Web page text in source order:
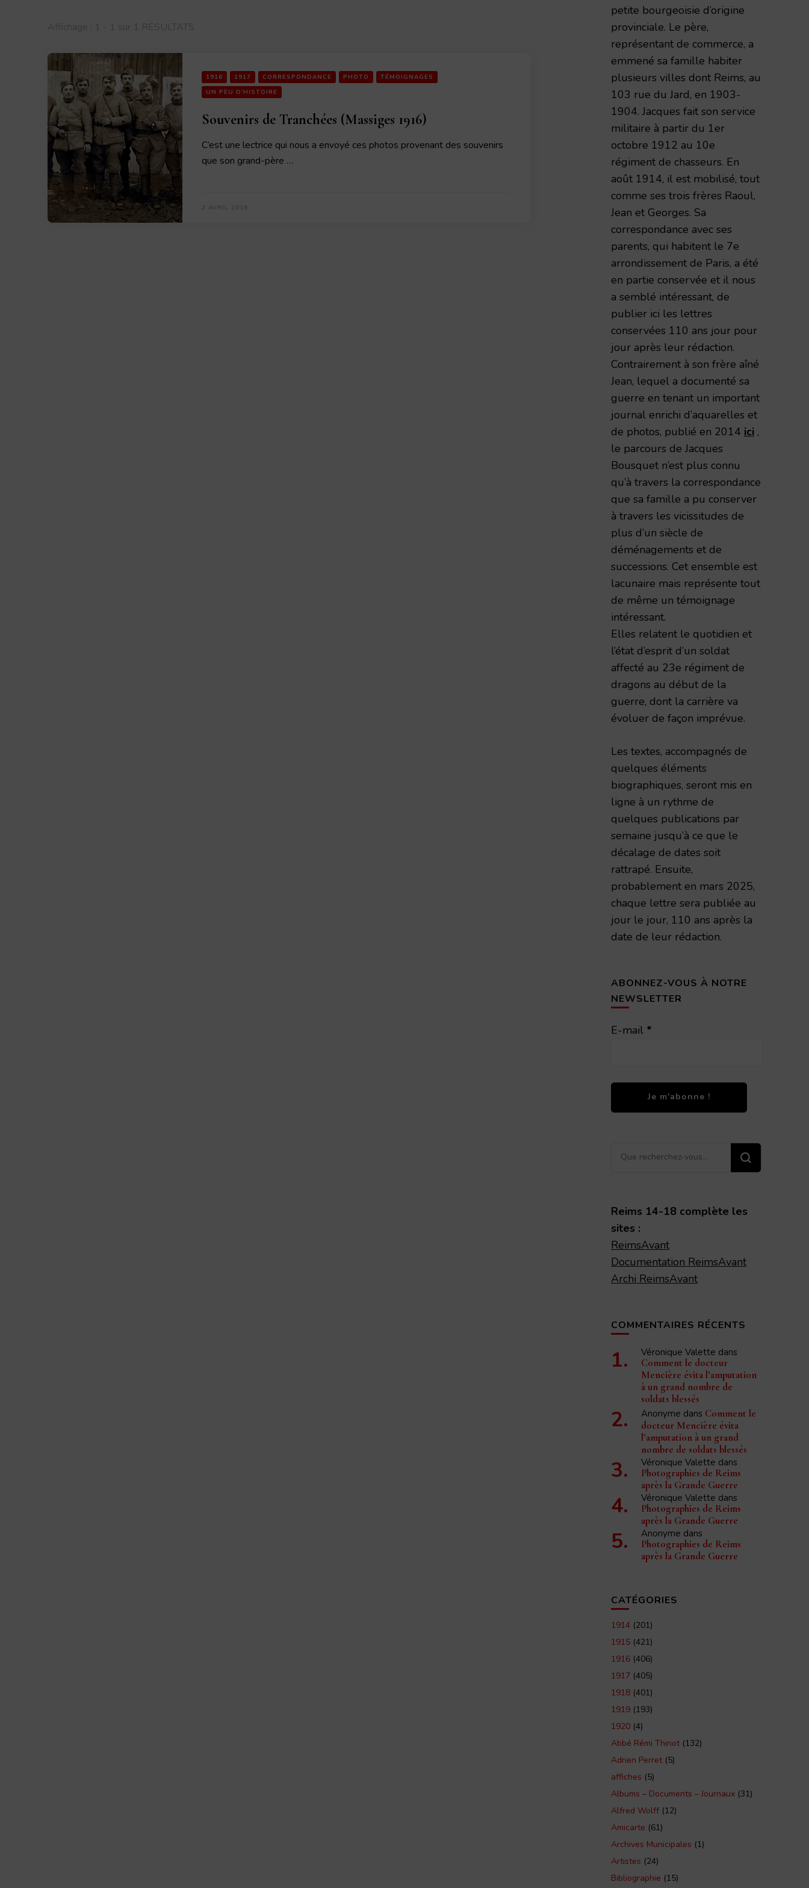
1916 1917 CORRESPONDANCE PHOTO
TÉMOIGNAGES
UN PEU D'HISTOIRE
Souvenirs de Tranchées (Massiges 1916)
C’est une lectrice qui nous a envoyé ces photos provenant des souvenirs
que son grand-père …
petite bourgeoisie d’origine
provinciale. Le père,
représentant de commerce, a
emmené sa famille habiter
plusieurs villes dont Reims, au
103 rue du Jard, en 1903-
1904. Jacques fait son service
militaire à partir du 1er
octobre 1912 au 10e
régiment de chasseurs. En
août 1914, il est mobilisé, tout
comme ses trois frères Raoul,
Jean et Georges. Sa
correspondance avec ses
parents, qui habitent le 7e
arrondissement de Paris, a été
en partie conservée et il nous
a semblé intéressant, de
publier ici les lettres
conservées 110 ans jour pour
jour après leur rédaction.
Contrairement à son frère aîné
Jean, lequel a documenté sa
guerre en tenant un important
journal enrichi d’aquarelles et
de photos, publié en 2014 ici ,
le parcours de Jacques
Bousquet n’est plus connu
qu’à travers la correspondance
que sa famille a pu conserver
à travers les vicissitudes de
plus d’un siècle de
déménagements et de
successions. Cet ensemble est
lacunaire mais représente tout
de même un témoignage
intéressant.
Elles relatent le quotidien et
l’état d’esprit d’un soldat
affecté au 23e régiment de
dragons au début de la
guerre, dont la carrière va
évoluer de façon imprévue.
Les textes, accompagnés de
quelques éléments
biographiques, seront mis en
ligne à un rythme de
quelques publications par
semaine jusqu’à ce que le
décalage de dates soit
rattrapé. Ensuite,
probablement en mars 2025,
chaque lettre sera publiée au
jour le jour, 110 ans après la
date de leur rédaction.
ABONNEZ-VOUS À NOTRE
NEWSLETTER
E-mail *
Vous
Reims 14-18 complète les
sites :
ReimsAvant
Documentation ReimsAvant
Archi ReimsAvant
COMMENTAIRES RÉCENTS
Véronique Valette dans
Comment le docteur
Mencière évita l’amputation
à un grand nombre de
soldats blessés
Anonyme dans Comment le
docteur Mencière évita
l’amputation à un grand
nombre de soldats blessés
Véronique Valette dans
Photographies de Reims
après la Grande Guerre
Véronique Valette dans
Photographies de Reims
après la Grande Guerre
Anonyme dans
Photographies de Reims
après la Grande Guerre
CATÉGORIES
1914 (201)
1915 (421)
1916 (406)
1917 (405)
1918 (401)
1919 (193)
1920 (4)
Abbé Rémi Thinot(132)
Adrien Perret(5)
affiches (5)
Albums – Documents – Journaux (31)
Alfred Wolff (12)
Amicarte (61)
Archives Municipales (1)
Artistes (24)
Bibliographie (15)